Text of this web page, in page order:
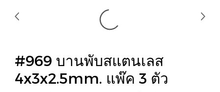
#969 บานพับสแตนเลส
4x3x2.5mm. แพ๊ค 3 ตัว